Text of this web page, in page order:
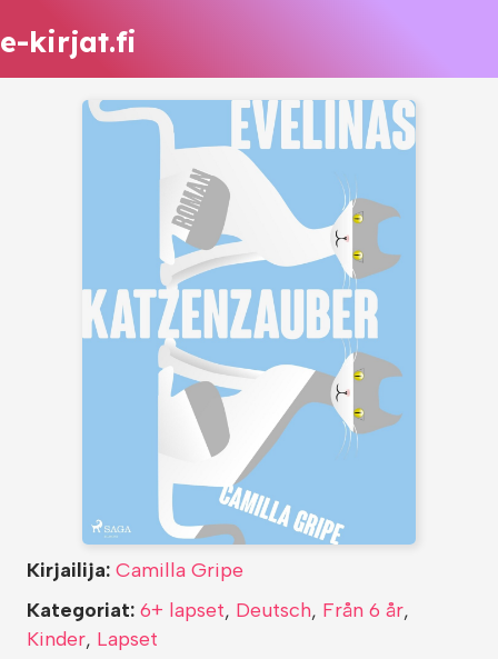
e-kirjat.fi
Kirjailija: Camilla Gripe
Kategoriat: 6+ lapset, Deutsch, Från 6 år,
Kinder, Lapset